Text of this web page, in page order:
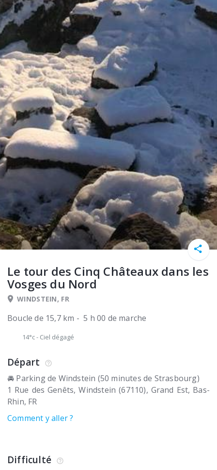
Le tour des Cinq Châteaux dans les
Vosges du Nord
WINDSTEIN, FR
Boucle de 15,7 km - 5 h 00 de marche
14°c- Ciel dégagé
Départ
🚘 Parking de Windstein (50 minutes de Strasbourg)
1 Rue des Genêts Windstein (67110) Grand Est, Bas-
Rhin FR
Comment y aller ?
Difficulté